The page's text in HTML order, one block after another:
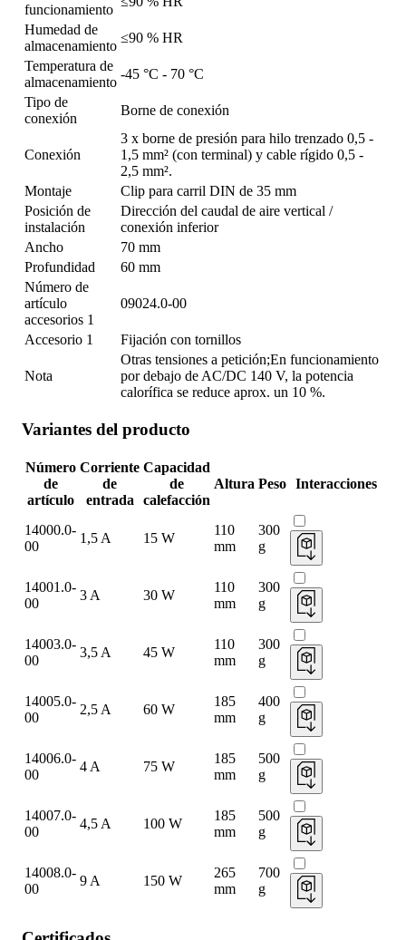
funcionamiento
Humedad de
almacenamiento
≤90 % HR
Temperatura de
almacenamiento
-45 °C - 70 °C
Tipo de
conexión
Borne de conexión
Conexión
3 x borne de presión para hilo trenzado 0,5 -
1,5 mm² (con terminal) y cable rígido 0,5 -
2,5 mm².
Montaje
Clip para carril DIN de 35 mm
Posición de
instalación
Dirección del caudal de aire vertical /
conexión inferior
Ancho
70 mm
Profundidad
60 mm
Número de
artículo
accesorios 1
09024.0-00
Accesorio 1 Fijación con tornillos
Nota
Otras tensiones a petición;En funcionamiento
por debajo de AC/DC 140 V, la potencia
calorífica se reduce aprox. un 10 %.
Variantes del producto
Número
de
artículo
Corriente
de
entrada
Capacidad
de
calefacción
Altura Peso Interacciones
14000.0-
00
1,5 A 15 W
110
mm
300
g
14001.0-
00
3 A 30 W
110
mm
300
g
14003.0-
00
3,5 A 45 W
110
mm
300
g
14005.0-
00
2,5 A 60 W
185
mm
400
g
14006.0-
00
4 A 75 W
185
mm
500
g
14007.0-
00
4,5 A 100 W
185
mm
500
g
14008.0-
00
9 A 150 W
265
mm
700
g